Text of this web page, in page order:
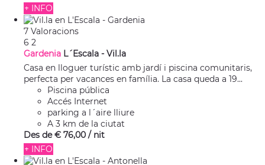
+ INFO
7 Valoracions
6 2
Gardenia L´Escala - Vil.la
Casa en lloguer turístic amb jardí i piscina comunitaris,
perfecta per vacances en família. La casa queda a 19...
Piscina pública
Accés Internet
parking a l´aire lliure
A 3 km de la ciutat
Des de € 76,00 / nit
+ INFO